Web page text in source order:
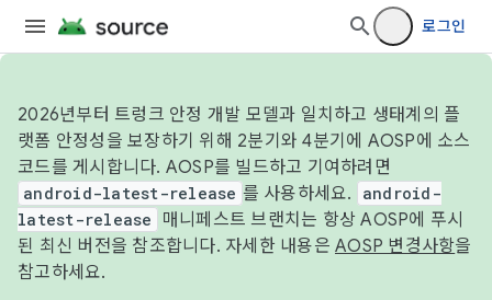
로그인
2026년부터 트렁크 안정 개발 모델과 일치하고 생태계의 플
랫폼 안정성을 보장하기 위해 2분기와 4분기에 AOSP에 소스
코드를 게시합니다. AOSP를 빌드하고 기여하려면
android-latest-release 를 사용하세요.
android-
latest-release
매니페스트 브랜치는 항상 AOSP에 푸시
된 최신 버전을 참조합니다. 자세한 내용은 AOSP 변경사항을
참고하세요.